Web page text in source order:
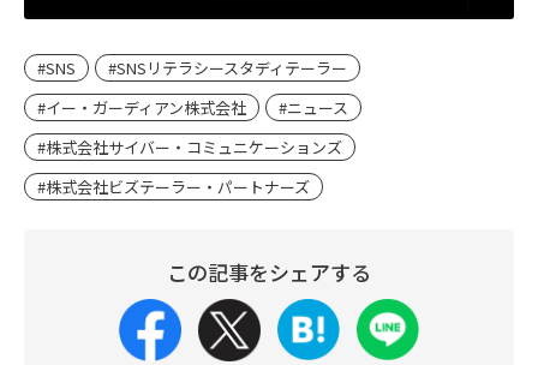
#SNS
#SNSリテラシースタディテーラー
#イー・ガーディアン株式会社
#ニュース
#株式会社サイバー・コミュニケーションズ
#株式会社ビズテーラー・パートナーズ
この記事をシェアする